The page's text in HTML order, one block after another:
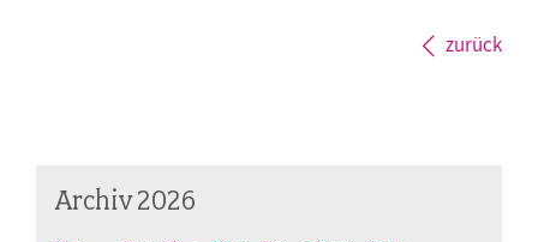
zurück
Archiv 2026